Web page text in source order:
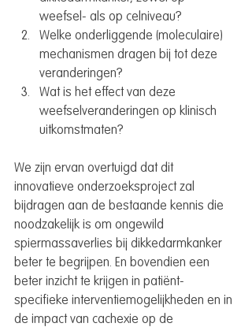
weefsel- als op celniveau?
Welke onderliggende (moleculaire)
mechanismen dragen bij tot deze
veranderingen?
Wat is het effect van deze
weefselveranderingen op klinisch
uitkomstmaten?
We zijn ervan overtuigd dat dit
innovatieve onderzoeksproject zal
bijdragen aan de bestaande kennis die
noodzakelijk is om ongewild
spiermassaverlies bij dikkedarmkanker
beter te begrijpen. En bovendien een
beter inzicht te krijgen in patiënt-
specifieke interventiemogelijkheden en in
de impact van cachexie op de